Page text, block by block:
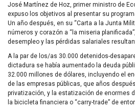
José Martínez de Hoz, primer ministro de
expuso los objetivos al presentar su
Un año después, en su “Carta a la Junta
números y corazón a “la miseria
desempleo y las pérdidas salariales
A la par de los/as 30.000 detenidos-
dictadura se había aumentado la deuda
32.000 millones de dólares, incluyendo el
de las empresas públicas, que años
privatización, y la estatización de enormes
la bicicleta financiera o “carry-trade” de